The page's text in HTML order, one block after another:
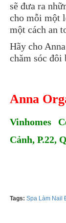
sẽ đưa ra
cho mỗi một
một cách an
Hãy cho
chăm sóc đôi
Anna
Vinhomes
Cảnh, P.22,
Tags: Spa Làm Nail